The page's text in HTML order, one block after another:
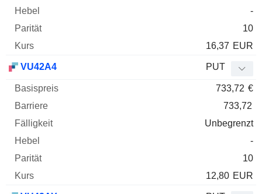
-
10
16,37 EUR
VU42A4 PUT
733,72 €
733,72
Unbegrenzt
-
10
12,80 EUR